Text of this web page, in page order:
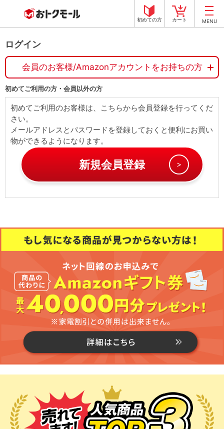
MENU
初めての方 カート
ログイン
会員のお客様/Amazonアカウントをお持ちの方
初めてご利用の方・会員以外の方
初めてご利用のお客様は、こちらから会員登録を行ってくだ
さい。
メールアドレスとパスワードを登録しておくと便利にお買い
物ができるようになります。